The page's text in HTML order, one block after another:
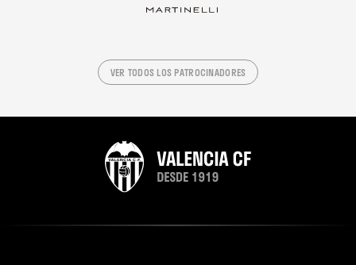
VER TODOS LOS PATROCINADORES